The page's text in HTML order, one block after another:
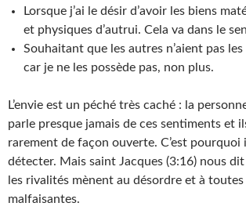
Lorsque j’ai le désir d’avoir les biens
et physiques d’autrui. Cela va dans le
Souhaitant que les autres n’aient pas les
car je ne les possède pas, non plus.
L’envie est un péché très caché : la
parle presque jamais de ces sentiments et
rarement de façon ouverte. C’est
détecter. Mais saint Jacques (3:16) nous
les rivalités mènent au désordre et à toutes
malfaisantes.